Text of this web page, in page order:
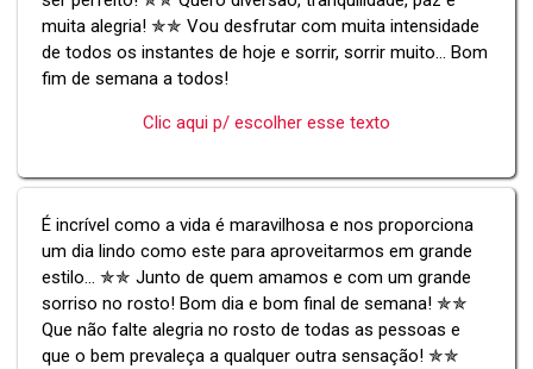
muita alegria! ✯✯ Vou desfrutar com muita intensidade
de todos os instantes de hoje e sorrir, sorrir muito... Bom
fim de semana a todos!
Clic aqui p/ escolher esse texto
É incrível como a vida é maravilhosa e nos proporciona
um dia lindo como este para aproveitarmos em grande
estilo... ✯✯ Junto de quem amamos e com um grande
sorriso no rosto! Bom dia e bom final de semana! ✯✯
Que não falte alegria no rosto de todas as pessoas e
que o bem prevaleça a qualquer outra sensação! ✯✯